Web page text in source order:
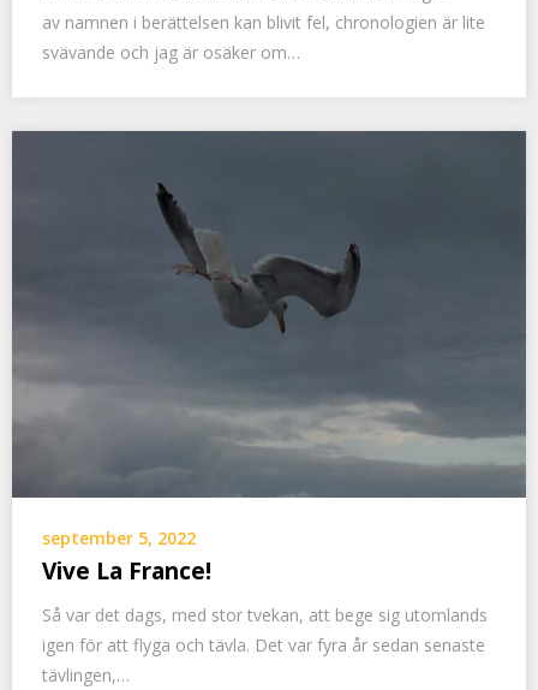
av namnen i berättelsen kan blivit fel, chronologien är lite
svävande och jag är osäker om…
september 5, 2022
Vive La France!
Så var det dags, med stor tvekan, att bege sig utomlands
igen för att flyga och tävla. Det var fyra år sedan senaste
tävlingen,…